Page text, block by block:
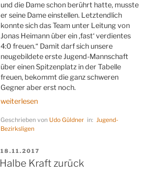
und die Dame schon berührt hatte, musste
er seine Dame einstellen. Letztendlich
konnte sich das Team unter Leitung von
Jonas Heimann über ein ‚fast‘ verdientes
4:0 freuen.“ Damit darf sich unsere
neugebildete erste Jugend-Mannschaft
über einen Spitzenplatz in der Tabelle
freuen, bekommt die ganz schweren
Gegner aber erst noch.
„Unsere
sind
vorne
dabei“
weiterlesen
Geschrieben von Udo Güldner in: Jugend-
Bezirksligen
VERÖFFENTLICHT
AM
18.11.2017
Halbe Kraft zurück